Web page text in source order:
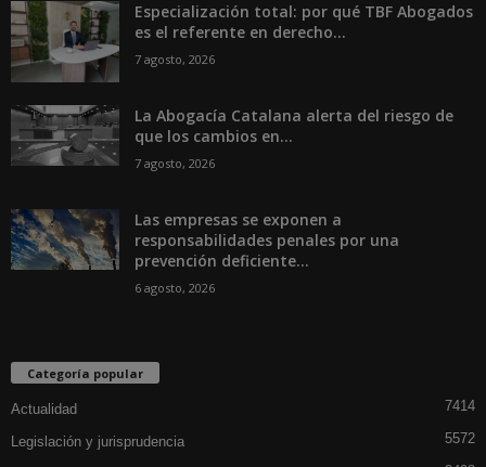
Especialización total: por qué TBF Abogados
es el referente en derecho...
7 agosto, 2026
La Abogacía Catalana alerta del riesgo de
que los cambios en...
7 agosto, 2026
Las empresas se exponen a
responsabilidades penales por una
prevención deficiente...
6 agosto, 2026
Categoría popular
Actualidad 7414
Legislación y jurisprudencia 5572